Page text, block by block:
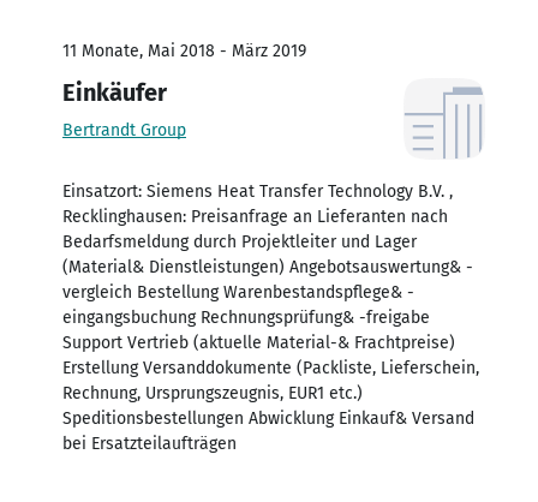
11 Monate, Mai 2018 - März 2019
Einkäufer
Bertrandt Group
Einsatzort: Siemens Heat Transfer Technology B.V. ,
Recklinghausen: Preisanfrage an Lieferanten nach
Bedarfsmeldung durch Projektleiter und Lager
(Material& Dienstleistungen) Angebotsauswertung& -
vergleich Bestellung Warenbestandspflege& -
eingangsbuchung Rechnungsprüfung& -freigabe
Support Vertrieb (aktuelle Material-& Frachtpreise)
Erstellung Versanddokumente (Packliste, Lieferschein,
Rechnung, Ursprungszeugnis, EUR1 etc.)
Speditionsbestellungen Abwicklung Einkauf& Versand
bei Ersatzteilaufträgen